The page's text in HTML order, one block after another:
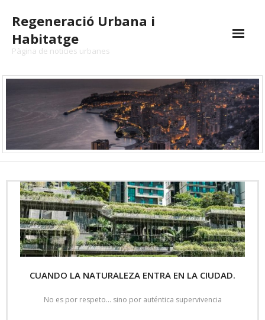
Regeneració Urbana i
Habitatge
Pàgina de noticies urbanes
CUANDO LA NATURALEZA ENTRA EN LA CIUDAD.
No es por respeto… sino por auténtica supervivencia